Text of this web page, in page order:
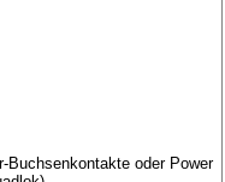
Buchsenkontakte oder Power